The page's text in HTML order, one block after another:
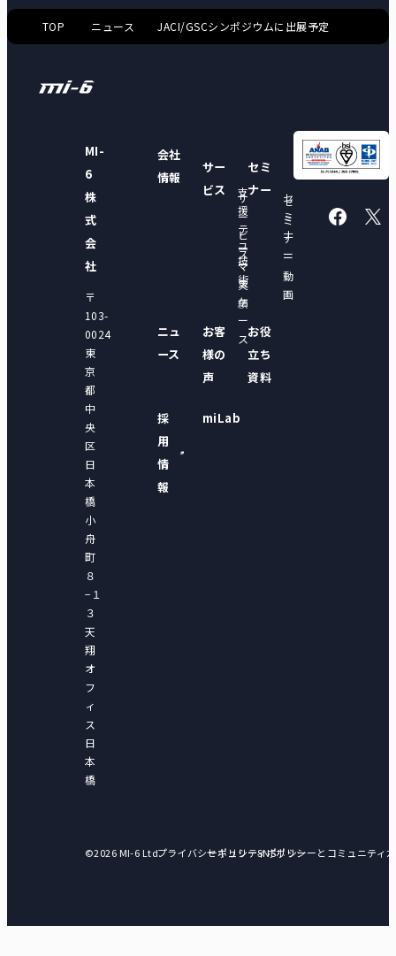
TOP ニュース JACI/GSCシンポジウムに出展予定
MI-
6
株
式
会
社
〒
103-
0024
東
京
都
中
央
区
日
本
橋
小
舟
町
８
−１
３
天
翔
オ
フ
ィ
ス
日
本
橋
会社
情報
サー
ビス
サ
ー
ビ
ス
支
援
テ
ー
マ
実
績
技
術
ユ
ー
ス
ケ
ー
ス
セミ
ナー
セ
ミ
ナ
ー
セ
ミ
ナ
ー
動
画
ニュ
ース
お客
様の
声
お役
立ち
資料
採
用
情
報
miLab
プライバシーポリシーセキュリティポリシーSNSポリシーとコミュニティ
©2026 MI-6 Ltd.